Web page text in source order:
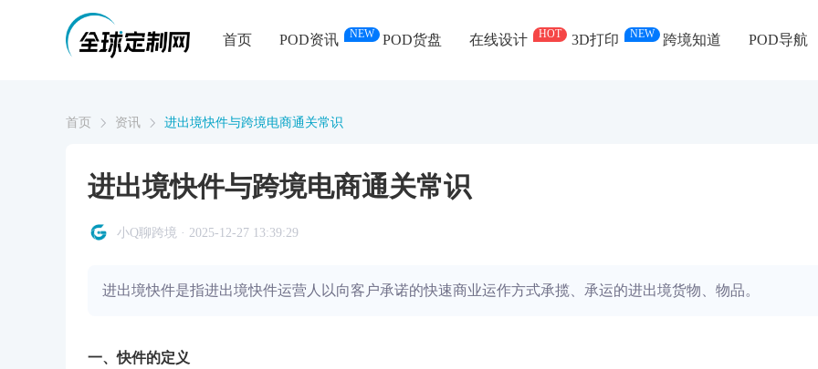
首页 POD资讯 NEW POD货盘 在线设计 HOT 3D打印 NEW 跨境知道 POD导航
首页 资讯 进出境快件与跨境电商通关常识
进出境快件与跨境电商通关常识
小Q聊跨境 · 2025-12-27 13:39:29
进出境快件是指进出境快件运营人以向客户承诺的快速商业运作方式承揽、承运的进出境货物、物品。
一、快件的定义